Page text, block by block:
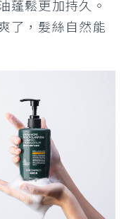
蓬鬆更加持久。
了，髮絲自然能